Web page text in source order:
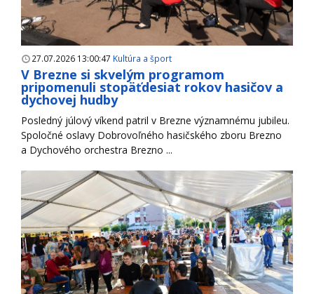
27.07.2026 13:00:47 Kultúra a šport
V Brezne si skvelým programom
pripomenuli stopäťdesiat rokov hasičov a
dychovej hudby
Posledný júlový víkend patril v Brezne významnému jubileu.
Spoločné oslavy Dobrovoľného hasičského zboru Brezno
a Dychového orchestra Brezno ...